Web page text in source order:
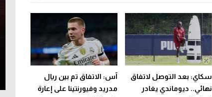
سكاي: بعد التوصل لاتفاق
نهائي.. ديوماندي يغادر
آس: الاتفاق تم بين ريال
مدريد وفيورنتينا على إعارة